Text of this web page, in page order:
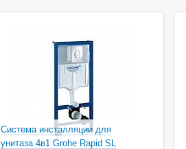
Система инсталляции для
унитаза 4в1 Grohe Rapid SL